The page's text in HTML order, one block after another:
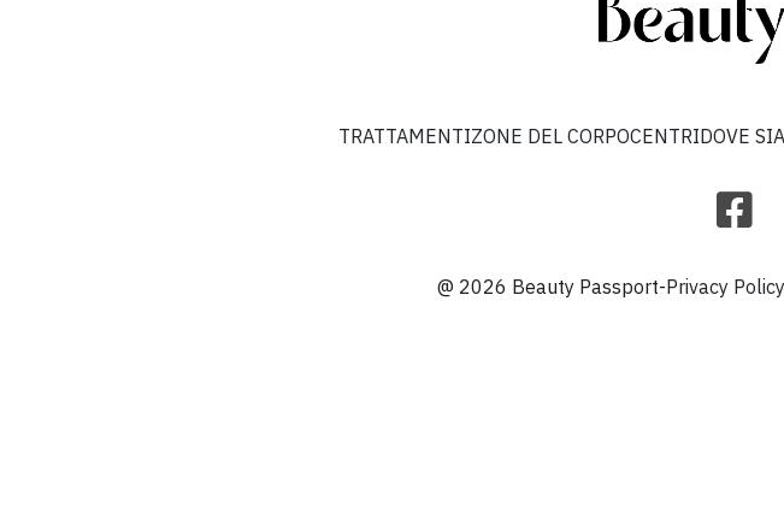
TRATTAMENTIZONE DEL CORPOCENTRIDOVE
@ 2026 Beauty Passport-Privacy Policy